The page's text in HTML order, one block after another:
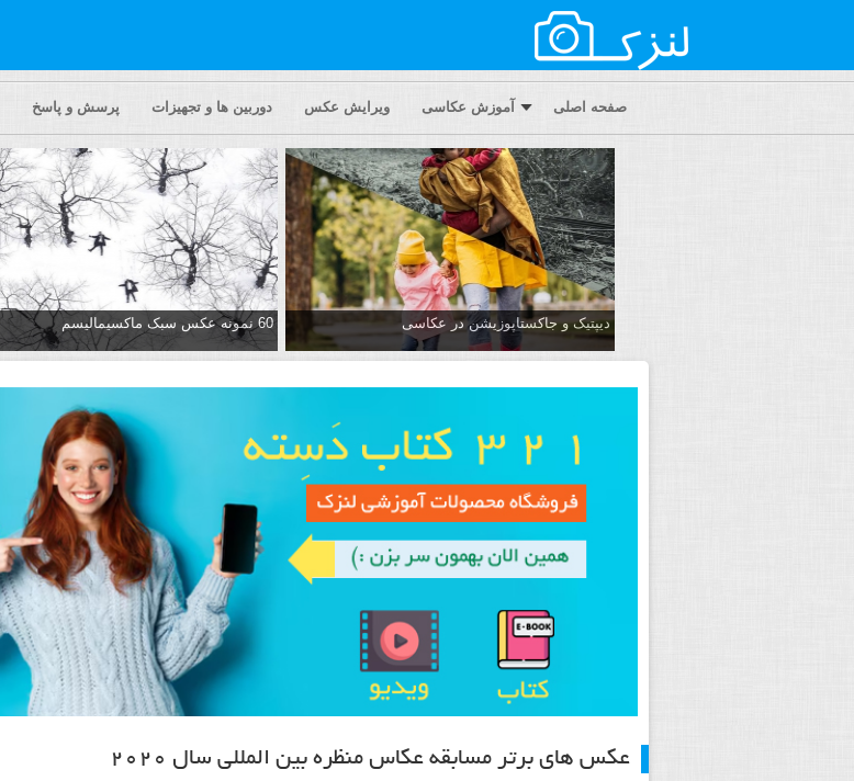
صفحه اصلی آموزش عکاسی ویرایش عکس دوربین ها و تجهیزات پرسش و پاسخ
دیپتیک و جاکستا‌پوزیشن در عکاسی 60 نمونه عکس سبک ماکسیمالیسم
عکس های برتر مسابقه عکاس منظره بین المللی سال ۲۰۲۰